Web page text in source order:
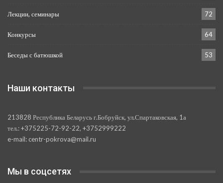
Лекции, семинары 72
Конкурсы 64
Беседы с батюшкой 53
Наши контакты
213828 Республика Беларусь г.Бобруйск, ул.Спартаковская, 1а
тел.: +375225-72-92-22, +3752999222
e-mail: centr-pokrova@mail.ru
Мы в соцсетях